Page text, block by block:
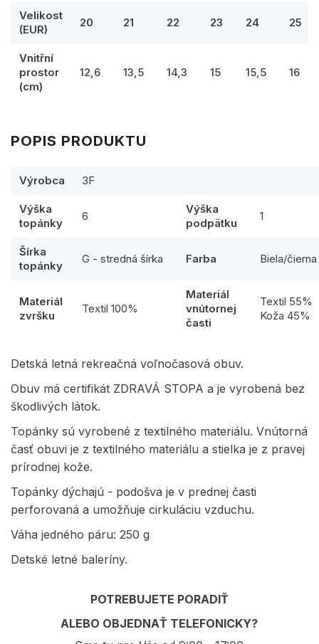
Velikost
(EUR)
20 21 22 23 24 25
Vnitřní
prostor
(cm)
12,6 13,5 14,3 15 15,5 16
POPIS PRODUKTU
Výrobca 3F
Výška
topánky
6
Výška
podpätku
1
Šírka
topánky
G - stredná šírka Farba Biela/čierna
Materiál
zvršku
Textil 100%
Materiál
vnútornej
časti
Textil 55%
Koža 45%
Detská letná rekreačná voľnočasová obuv.
Obuv má certifikát ZDRAVÁ STOPA a je vyrobená bez
škodlivých látok.
Topánky sú vyrobené z textilného materiálu. Vnútorná
časť obuvi je z textilného materiálu a stielka je z pravej
prírodnej kože.
Topánky dýchajú - podošva je v prednej časti
perforovaná a umožňuje cirkuláciu vzduchu.
Váha jedného páru: 250 g
Detské letné baleríny.
POTREBUJETE PORADIŤ
ALEBO OBJEDNAŤ TELEFONICKY?